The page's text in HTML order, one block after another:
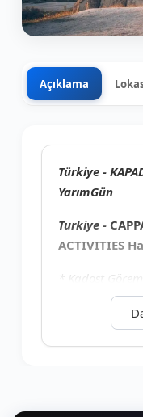
Açıklama
Türkiye -
YarımGün
Turkiye -
ACTIVITIES
* Kadost
sağlanması.
*Muhteşem
Grubumuza ait